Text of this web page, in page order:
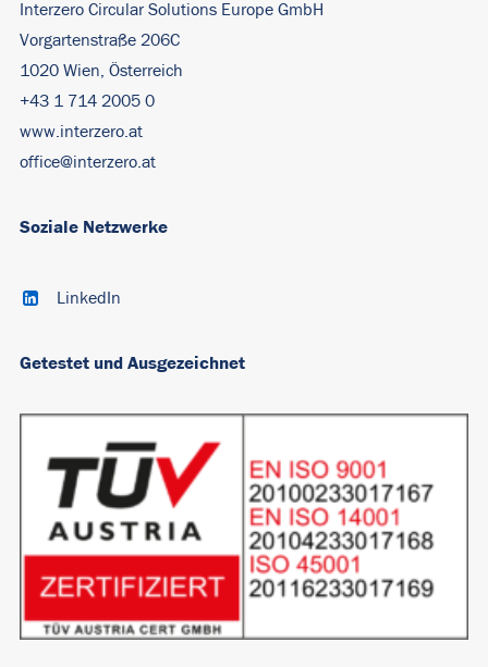
Interzero Circular Solutions Europe GmbH
Vorgartenstraße 206C
1020 Wien, Österreich
+43 1 714 2005 0
www.interzero.at
office@interzero.at
Soziale Netzwerke
LinkedIn
Getestet und Ausgezeichnet